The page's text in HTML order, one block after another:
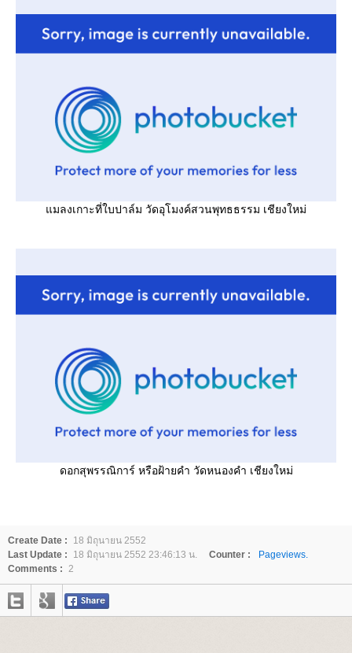
มลงเกาะที่ใบปาล์ม วัดอุโมงค์สวนพุทธธรรม เชียงใหม่
ดอกสุพรรณิการ์ หรือฝ้ายคำ วัดหนองคำ เชียงใหม่
Create Date :
18 มิถุนายน 2552
Last Update :
18 มิถุนายน 2552 23:46:13 น. Counter :
Pageviews.
Comments : 2